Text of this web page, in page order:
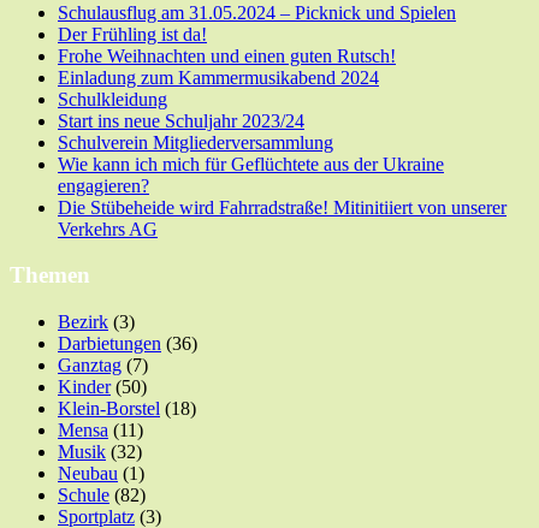
Schulausflug am 31.05.2024 – Picknick und Spielen
Der Frühling ist da!
Frohe Weihnachten und einen guten Rutsch!
Einladung zum Kammermusikabend 2024
Schulkleidung
Start ins neue Schuljahr 2023/24
Schulverein Mitgliederversammlung
Wie kann ich mich für Geflüchtete aus der Ukraine
engagieren?
Die Stübeheide wird Fahrradstraße! Mitinitiiert von unserer
Verkehrs AG
Themen
Bezirk (3)
Darbietungen (36)
Ganztag (7)
Kinder(50)
Klein-Borstel (18)
Mensa (11)
Musik (32)
Neubau (1)
Schule (82)
Sportplatz (3)